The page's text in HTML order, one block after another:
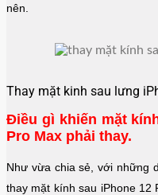
nên.
Thay mặt kinh sau lưng
Điều gì khiến mặt
Pro Max phải thay.
Như vừa chia sẻ, với những
thay mặt kính sau iPhone 12